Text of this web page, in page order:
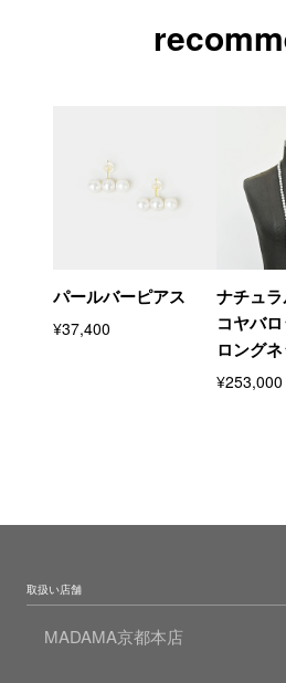
パールバーピアス
¥37,400
ナチュ
コヤバ
ロング
¥253,000
取扱い店舗
MADAMA京都本店